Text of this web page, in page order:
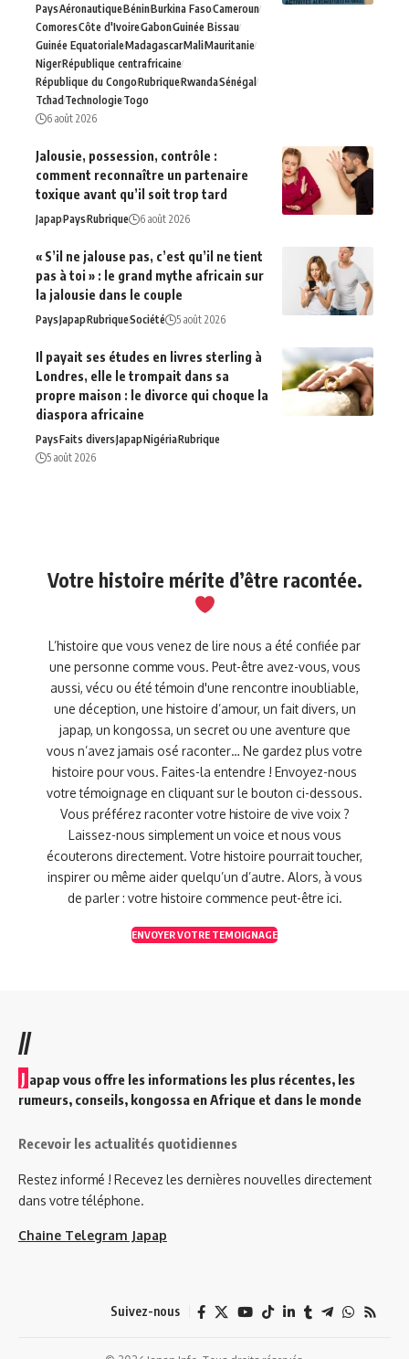
PaysAéronautiqueBéninBurkina FasoCameroun
ComoresCôte d'IvoireGabonGuinée Bissau
Guinée EquatorialeMadagascarMaliMauritanie
NigerRépublique centrafricaine
République du CongoRubriqueRwandaSénégal
TchadTechnologieTogo
6 août 2026
Jalousie, possession, contrôle :
comment reconnaître un partenaire
toxique avant qu’il soit trop tard
JapapPaysRubrique 6 août 2026
« S’il ne jalouse pas, c’est qu’il ne tient
pas à toi » : le grand mythe africain sur
la jalousie dans le couple
PaysJapapRubriqueSociété 5 août 2026
Il payait ses études en livres sterling à
Londres, elle le trompait dans sa
propre maison : le divorce qui choque la
diaspora africaine
PaysFaits diversJapapNigériaRubrique
5 août 2026
Votre histoire mérite d’être racontée.
L’histoire que vous venez de lire nous a été confiée par
une personne comme vous. Peut-être avez-vous, vous
aussi, vécu ou été témoin d'une rencontre inoubliable,
une déception, une histoire d’amour, un fait divers, un
japap, un kongossa, un secret ou une aventure que
vous n’avez jamais osé raconter… Ne gardez plus votre
histoire pour vous. Faites-la entendre ! Envoyez-nous
votre témoignage en cliquant sur le bouton ci-dessous.
Vous préférez raconter votre histoire de vive voix ?
Laissez-nous simplement un voice et nous vous
écouterons directement. Votre histoire pourrait toucher,
inspirer ou même aider quelqu’un d’autre. Alors, à vous
de parler : votre histoire commence peut-être ici.
ENVOYER VOTRE TEMOIGNAGE
//
J apap vous offre les informations les plus récentes, les
rumeurs, conseils, kongossa en Afrique et dans le monde
Recevoir les actualités quotidiennes
Restez informé ! Recevez les dernières nouvelles directement
dans votre téléphone.
Chaine Telegram Japap
Suivez-nous